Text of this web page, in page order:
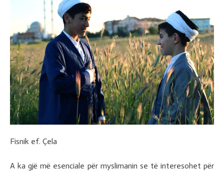
Fisnik ef. Çela
A ka gjë më esenciale për myslimanin se të interesohet për